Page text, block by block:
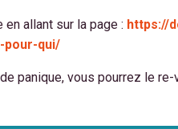
allant sur la page : https://
pour-qui/
panique, vous pourrez le